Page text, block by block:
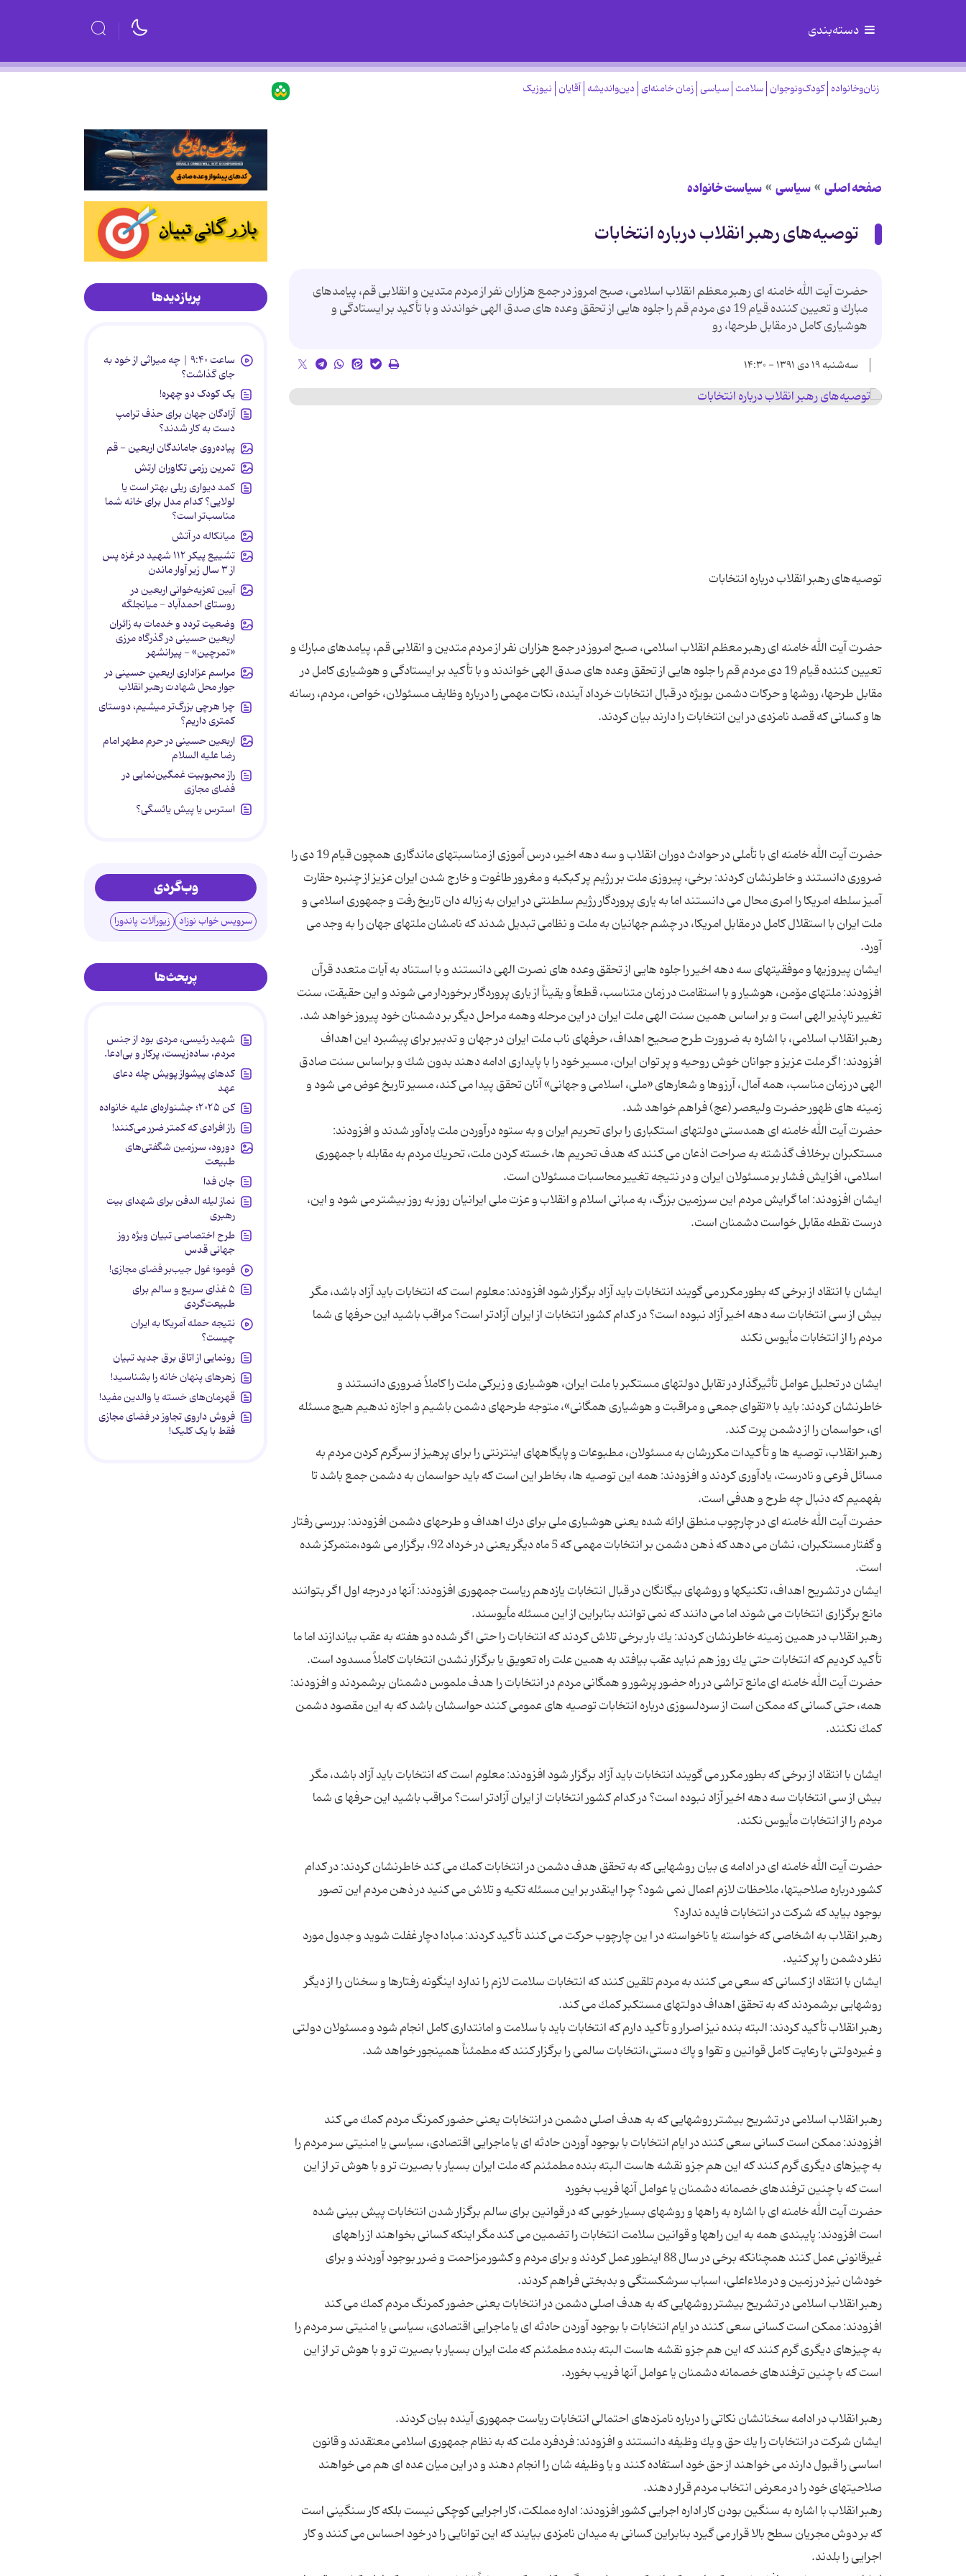
دسته‌بندی
زنان‌وخانواده کودک‌ونوجوان سلامت سیاسی زمان خامنه‌ای دین‌واندیشه آقایان نیوزیک
صفحه اصلی سیاسی سیاست خانواده
توصیه‌های رهبر انقلاب درباره انتخابات
حضرت آیت الله خامنه ای رهبر معظم انقلاب اسلامی، صبح امروز در جمع هزاران نفر از مردم متدین و انقلابی قم، پیامدهای
مبارك و تعیین كننده قیام 19 دی مردم قم را جلوه هایی از تحقق وعده های صدق الهی خواندند و با تأكید بر ایستادگی و
هوشیاری كامل در مقابل طرحها، رو
سه‌شنبه ۱۹ دی ۱۳۹۱ - ۱۴:۳۰
حضرت آیت الله خامنه ای رهبر معظم انقلاب اسلامی، صبح امروز در جمع هزاران نفر از مردم متدین و انقلابی قم، پیامدهای مبارك و
تعیین كننده قیام 19 دی مردم قم را جلوه هایی از تحقق وعده های صدق الهی خواندند و با تأكید بر ایستادگی و هوشیاری كامل در
مقابل طرحها، روشها و حركات دشمن بویژه در قبال انتخابات خرداد آینده، نكات مهمی را درباره وظایف مسئولان، خواص، مردم، رسانه
حضرت آیت الله خامنه ای با تأملی در حوادث دوران انقلاب و سه دهه اخیر، درس آموزی از مناسبتهای ماندگاری همچون قیام 19 دی را
ضروری دانستند و خاطرنشان كردند: برخی، پیروزی ملت بر رژیم پر كبكبه و مغرور طاغوت و خارج شدن ایران عزیز از چنبره حقارت
آمیز سلطه امریكا را امری محال می دانستند اما به یاری پروردگار رژیم سلطنتی در ایران به زباله دان تاریخ رفت و جمهوری اسلامی و
ملت ایران با استقلال كامل در مقابل امریكا، در چشم جهانیان به ملت و نظامی تبدیل شدند كه نامشان ملتهای جهان را به وجد می
ایشان پیروزیها و موفقیتهای سه دهه اخیر را جلوه هایی از تحقق وعده های نصرت الهی دانستند و با استناد به آیات متعدد قرآن
افزودند: ملتهای مۆمن، هوشیار و با استقامت در زمان متناسب، قطعاً و یقیناً از یاری پروردگار برخوردار می شوند و این حقیقت، سنت
رهبر انقلاب اسلامی، با اشاره به ضرورت طرح صحیح اهداف، حرفهای ناب ملت ایران در جهان و تدبیر برای پیشبرد این اهداف
افزودند: اگر ملت عزیز و جوانان خوش روحیه و پر توان ایران، مسیر خود را با پایداری ادامه دهند بدون شك و براساس سنت صادق
الهی در زمان مناسب، همه آمال، آرزوها و شعارهای «ملی، اسلامی و جهانی» آنان تحقق پیدا می كند، مسیر تاریخ عوض می شود و
حضرت آیت الله خامنه ای همدستی دولتهای استكباری را برای تحریم ایران و به ستوه درآوردن ملت یادآور شدند و افزودند:
مستكبران برخلاف گذشته به صراحت اذعان می كنند كه هدف تحریم ها، خسته كردن ملت، تحریك مردم به مقابله با جمهوری
ایشان افزودند: اما گرایش مردم این سرزمین بزرگ، به مبانی اسلام و انقلاب و عزت ملی ایرانیان روز به روز بیشتر می شود و این،
ایشان با انتقاد از برخی كه بطور مكرر می گویند انتخابات باید آزاد برگزار شود افزودند: معلوم است كه انتخابات باید آزاد باشد، مگر
بیش از سی انتخابات سه دهه اخیر آزاد نبوده است؟ در كدام كشور انتخابات از ایران آزادتر است؟ مراقب باشید این حرفها ی شما
ایشان در تحلیل عوامل تأثیرگذار در تقابل دولتهای مستكبر با ملت ایران، هوشیاری و زیركی ملت را كاملاً ضروری دانستند و
خاطرنشان كردند: باید با «تقوای جمعی و مراقبت و هوشیاری همگانی»، متوجه طرحهای دشمن باشیم و اجازه ندهیم هیچ مسئله
رهبر انقلاب، توصیه ها و تأكیدات مكررشان به مسئولان، مطبوعات و پایگاههای اینترنتی را برای پرهیز از سرگرم كردن مردم به
مسائل فرعی و نادرست، یادآوری كردند و افزودند: همه این توصیه ها، بخاطر این است كه باید حواسمان به دشمن جمع باشد تا
حضرت آیت الله خامنه ای در چارچوب منطق ارائه شده یعنی هوشیاری ملی برای درك اهداف و طرحهای دشمن افزودند: بررسی رفتار
و گفتار مستكبران، نشان می دهد كه ذهن دشمن بر انتخابات مهمی كه 5 ماه دیگر یعنی در خرداد 92، برگزار می شود،‌متمركز شده
ایشان در تشریح اهداف، تكنیكها و روشهای بیگانگان در قبال انتخابات یازدهم ریاست جمهوری افزودند: آنها در درجه اول اگر بتوانند
رهبر انقلاب در همین زمینه خاطرنشان كردند: یك بار برخی تلاش كردند كه انتخابات را حتی اگر شده دو هفته به عقب بیاندازند اما ما
حضرت آیت الله خامنه ای مانع تراشی در راه حضور پرشور و همگانی مردم در انتخابات را هدف ملموس دشمنان برشمردند و افزودند:
همه، حتی كسانی كه ممكن است از سردلسوزی درباره انتخابات توصیه های عمومی كنند حواسشان باشد كه به این مقصود دشمن
ایشان با انتقاد از برخی كه بطور مكرر می گویند انتخابات باید آزاد برگزار شود افزودند: معلوم است كه انتخابات باید آزاد باشد، مگر
بیش از سی انتخابات سه دهه اخیر آزاد نبوده است؟ در كدام كشور انتخابات از ایران آزادتر است؟ مراقب باشید این حرفها ی شما
حضرت آیت الله خامنه ای در ادامه ی بیان روشهایی كه به تحقق هدف دشمن در انتخابات كمك می كند خاطرنشان كردند: در كدام
كشور درباره صلاحیتها، ملاحظات لازم اعمال نمی شود؟ چرا اینقدر بر این مسئله تكیه و تلاش می كنید در ذهن مردم این تصور
رهبر انقلاب به اشخاصی كه خواسته یا ناخواسته در ا ین چارچوب حركت می كنند تأكید كردند: مبادا دچار غفلت شوید و جدول مورد
ایشان با انتقاد از كسانی كه سعی می كنند به مردم تلقین كنند كه انتخابات سلامت لازم را ندارد اینگونه رفتارها و سخنان را از دیگر
رهبر انقلاب تأكید كردند: البته بنده نیز اصرار و تأكید دارم كه انتخابات باید با سلامت و امانتداری كامل انجام شود و مسئولان دولتی
رهبر انقلاب اسلامی در تشریح بیشتر روشهایی كه به هدف اصلی دشمن در انتخابات یعنی حضور كمرنگ مردم كمك می كند
افزودند: ممكن است كسانی سعی كنند در ایام انتخابات با بوجود آوردن حادثه ای یا ماجرایی اقتصادی، سیاسی یا امنیتی سر مردم را
به چیزهای دیگری گرم كنند كه این هم جزو نقشه هاست البته بنده مطمئنم كه ملت ایران بسیار با بصیرت تر و با هوش تر از این
حضرت آیت الله خامنه ای با اشاره به راهها و روشهای بسیار خوبی كه در قوانین برای سالم برگزار شدن انتخابات پیش بینی شده
است افزودند: پایبندی همه به این راهها و قوانین سلامت انتخابات را تضمین می كند مگر اینكه كسانی بخواهند از راههای
غیرقانونی عمل كنند همچنانكه برخی در سال 88 اینطور عمل كردند و برای مردم و كشور مزاحمت و ضرر بوجود آوردند و برای
رهبر انقلاب اسلامی در تشریح بیشتر روشهایی كه به هدف اصلی دشمن در انتخابات یعنی حضور كمرنگ مردم كمك می كند
افزودند: ممكن است كسانی سعی كنند در ایام انتخابات با بوجود آوردن حادثه ای یا ماجرایی اقتصادی، سیاسی یا امنیتی سر مردم را
به چیزهای دیگری گرم كنند كه این هم جزو نقشه هاست البته بنده مطمئنم كه ملت ایران بسیار با بصیرت تر و با هوش تر از این
ایشان شركت در انتخابات را یك حق و یك وظیفه دانستند و افزودند: فردفرد ملت كه به نظام جمهوری اسلامی معتقدند و قانون
اساسی را قبول دارند می خواهند از حق خود استفاده كنند و یا وظیفه شان را انجام دهند و در این میان عده ای هم می خواهند
رهبر انقلاب با اشاره به سنگین بودن كار اداره اجرایی كشور افزودند: اداره مملكت، كار اجرایی كوچكی نیست بلكه كار سنگینی است
كه بر دوش مجریان سطح بالا قرار می گیرد بنابراین كسانی به میدان نامزدی بیایند كه این توانایی را در خود احساس می كنند و كار
پربازدیدها
ساعت ۹:۴۰ | چه میراثی از خود به
جای گذاشت؟
یک کودک دو چهره!
آزادگان جهان برای حذف ترامپ
دست به کار شدند؟
پیاده‌روی جاماندگان اربعین - قم
تمرین رزمی تکاوران ارتش
کمد دیواری ریلی بهتر است یا
لولایی؟ کدام مدل برای خانه شما
مناسب‌تر است؟
میانکاله در آتش
تشییع پیکر ۱۱۲ شهید در غزه پس
از ۳ سال زیر آوار ماندن
آیین تعزیه‌خوانی اربعین در
روستای احمدآباد - میانجلگه
وضعیت تردد و خدمات به زائران
اربعین حسینی در گذرگاه مرزی
«تمرچین» - پیرانشهر
مراسم عزاداری اربعینِ حسینی در
جوار محل شهادت رهبر انقلاب
چرا هرچی بزرگ‌تر میشیم، دوستای
کمتری داریم؟
اربعین حسینی در حرم مطهر امام
رضا علیه السلام
راز محبوبیت غمگین‌نمایی در
فضای مجازی
استرس یا پیش یائسگی؟
وب‌گردی
سرویس خواب نوزاد زیورآلات پاندورا
پربحث‌ها
شهید رئیسی، مردی بود از جنس
مردم، ساده‌زیست، پرکار و بی‌ادعا.
کدهای پیشواز پویش چله دعای
عهد
کن ۲۰۲۵؛ جشنواره‌ای علیه خانواده
راز افرادی که کمتر ضرر می‌کنند!
دورود، سرزمین شگفتی‌های
طبیعت
جان فدا
نماز لیله الدفن برای شهدای بیت
رهبری
طرح اختصاصی تبیان ویژه روز
جهانی قدس
فومو؛ غول جیب‌بر فضای مجازی!
۵ غذای سریع و سالم برای
طبیعت‌گردی
نتیجه حمله آمریکا به ایران
چیست؟
رونمایی از اتاق برق جدید تبیان
زهرهای پنهان خانه را بشناسید!
قهرمان‌های خسته یا والدین مفید!
فروش داروی تجاوز در فضای مجازی
فقط با یک کلیک!